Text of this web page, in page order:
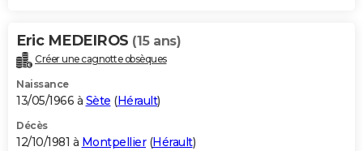
Eric MEDEIROS (15 ans)
Créer une cagnotte obsèques
Naissance
13/05/1966 à Sète (Hérault)
Décès
12/10/1981 à Montpellier(Hérault)